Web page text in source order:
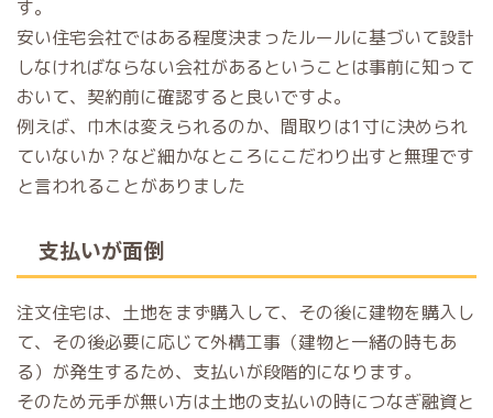
す。
安い住宅会社ではある程度決まったルールに基づいて設計
しなければならない会社があるということは事前に知って
おいて、契約前に確認すると良いですよ。
例えば、巾木は変えられるのか、間取りは1寸に決められ
ていないか？など細かなところにこだわり出すと無理です
と言われることがありました
支払いが面倒
注文住宅は、土地をまず購入して、その後に建物を購入し
て、その後必要に応じて外構工事（建物と一緒の時もあ
る）が発生するため、支払いが段階的になります。
そのため元手が無い方は土地の支払いの時につなぎ融資と